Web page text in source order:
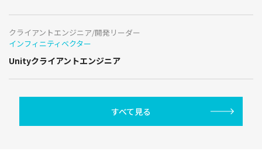
クライアントエンジニア/開発リーダー
インフィニティベクター
Unityクライアントエンジニア
すべて見る